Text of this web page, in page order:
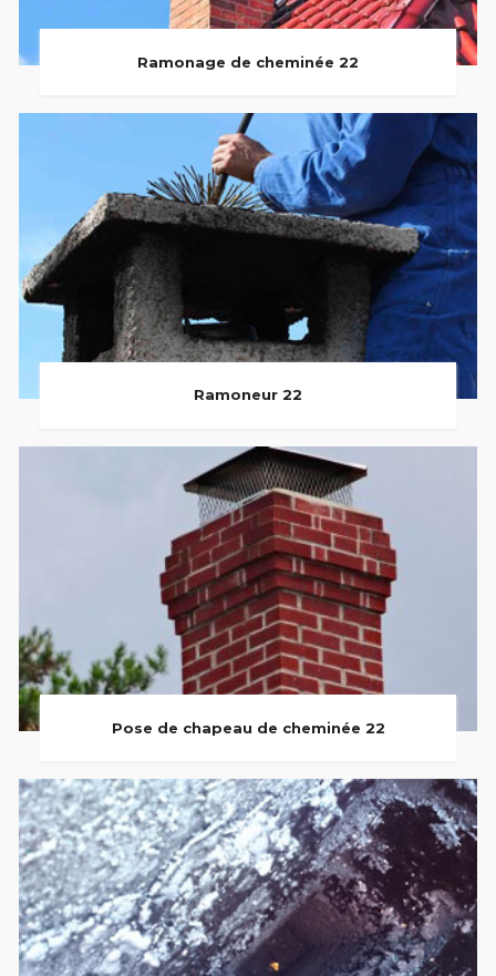
Ramonage de cheminée 22
Ramoneur 22
Pose de chapeau de cheminée 22